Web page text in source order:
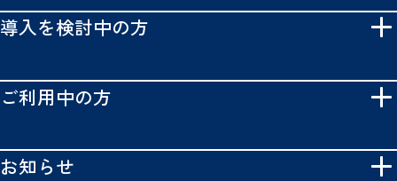
導入を検討中の方
ご利用中の方
お知らせ